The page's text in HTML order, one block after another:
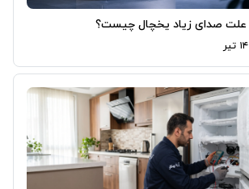
علت صدای زیاد یخچال چیست؟
۱۴ تیر